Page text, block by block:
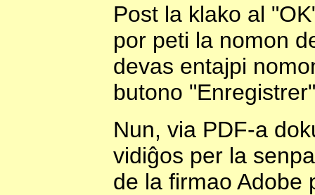
Post la klako al
por peti la nomon
devas entajpi
butono
Nun, via PDF-a
vidiĝos per la
de la firmao Adobe